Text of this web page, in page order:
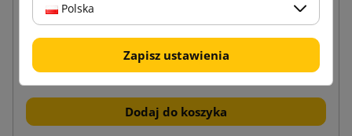
Brązowy karton klapowy K020 BC 600x400x400
od 8,07 zł brutto
Dodaj do koszyka
Polska
Zapisz ustawienia